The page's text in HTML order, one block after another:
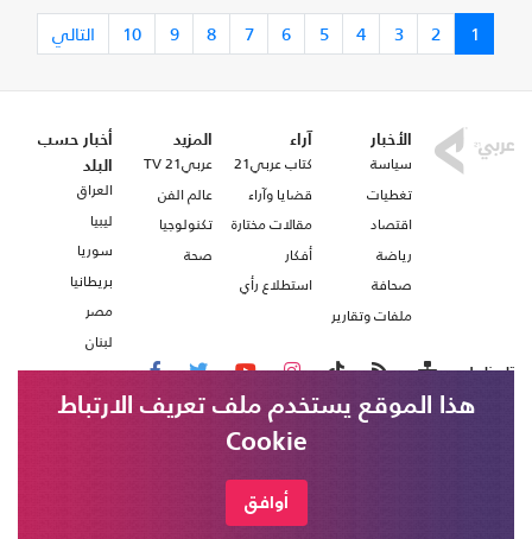
1
2
3
4
5
6
7
8
9
10 التالي
الأخبار
سياسة
تغطيات
اقتصاد
رياضة
صحافة
ملفات وتقارير
آراء
كتاب عربي21
قضايا وآراء
مقالات مختارة
أفكار
استطلاع رأي
المزيد
عربي21 TV
عالم الفن
تكنولوجيا
صحة
أخبار حسب
البلد
العراق
ليبيا
سوريا
بريطانيا
مصر
لبنان
تابعنا على
هذا الموقع يستخدم ملف تعريف الارتباط
Cookie
أوافق